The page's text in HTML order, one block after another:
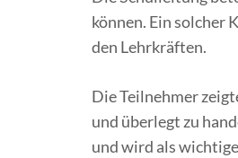
können. Ein solcher
den Lehrkräften.
Die Teilnehmer
und überlegt zu
und wird als